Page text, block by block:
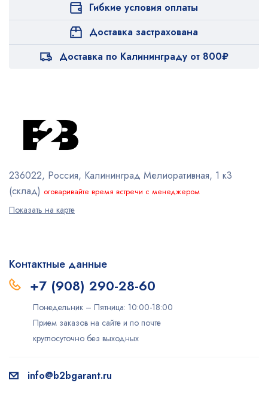
Гибкие условия оплаты
Доставка застрахована
Доставка по Калининграду от 800₽
236022, Россия, Калининград Мелиоративная, 1 к3
(склад) оговаривайте время встречи с менеджером
Показать на карте
Контактные данные
+7 (908) 290-28-60
Понедельник – Пятница: 10:00-18:00
Прием заказов на сайте и по почте
круглосуточно без выходных
info@b2bgarant.ru